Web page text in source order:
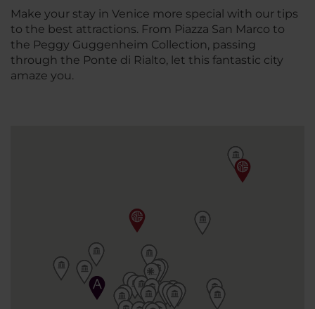
Make your stay in Venice more special with our tips
to the best attractions. From Piazza San Marco to
the Peggy Guggenheim Collection, passing
through the Ponte di Rialto, let this fantastic city
amaze you.